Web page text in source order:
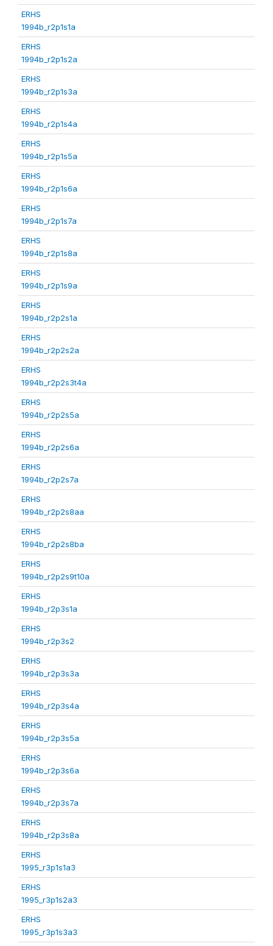
ERHS
1994b_r2p1s1a
ERHS
1994b_r2p1s2a
ERHS
1994b_r2p1s3a
ERHS
1994b_r2p1s4a
ERHS
1994b_r2p1s5a
ERHS
1994b_r2p1s6a
ERHS
1994b_r2p1s7a
ERHS
1994b_r2p1s8a
ERHS
1994b_r2p1s9a
ERHS
1994b_r2p2s1a
ERHS
1994b_r2p2s2a
ERHS
1994b_r2p2s3t4a
ERHS
1994b_r2p2s5a
ERHS
1994b_r2p2s6a
ERHS
1994b_r2p2s7a
ERHS
1994b_r2p2s8aa
ERHS
1994b_r2p2s8ba
ERHS
1994b_r2p2s9t10a
ERHS
1994b_r2p3s1a
ERHS
1994b_r2p3s2
ERHS
1994b_r2p3s3a
ERHS
1994b_r2p3s4a
ERHS
1994b_r2p3s5a
ERHS
1994b_r2p3s6a
ERHS
1994b_r2p3s7a
ERHS
1994b_r2p3s8a
ERHS
1995_r3p1s1a3
ERHS
1995_r3p1s2a3
ERHS
1995_r3p1s3a3